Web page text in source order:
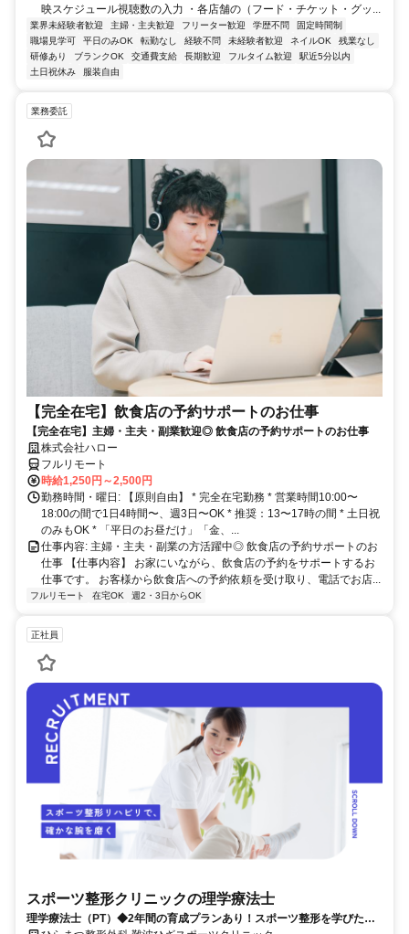
映スケジュール視聴数の入力 ・各店舗の（フード・チケット・グッ...
業界未経験者歓迎 主婦・主夫歓迎 フリーター歓迎 学歴不問
固定時間制
職場見学可
平日のみOK 転勤なし 経験不問 未経験者歓迎 ネイルOK
残業なし
研修あり
ブランクOK 交通費支給 長期歓迎 フルタイム歓迎
駅近5分以内
土日祝休み
服装自由
業務委託
【完全在宅】飲食店の予約サポートのお仕事
【完全在宅】主婦・主夫・副業歓迎◎ 飲食店の予約サポートのお仕事
株式会社ハロー
フルリモート
時給1,250円～2,500円
勤務時間・曜日: 【原則自由】 * 完全在宅勤務 * 営業時間10:00〜
18:00の間で1日4時間〜、週3日〜OK * 推奨：13〜17時の間 * 土日祝
のみもOK * 「平日のお昼だけ」「金、...
仕事内容: 主婦・主夫・副業の方活躍中◎ 飲食店の予約サポートのお
仕事 【仕事内容】 お家にいながら、飲食店の予約をサポートするお
仕事です。 お客様から飲食店への予約依頼を受け取り、電話でお店...
フルリモート 在宅OK 週2・3日からOK
正社員
スポーツ整形クリニックの理学療法士
理学療法士（PT）◆2年間の育成プランあり！スポーツ整形を学びたい